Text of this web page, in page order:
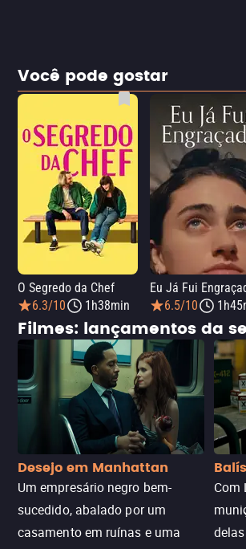
Você pode gostar
O Segredo da Chef
6.3/10
1h38min
Eu Já Fui
6.5/10
Filmes: lançamentos da
Desejo em Manhattan
Um empresário negro bem-
sucedido, abalado por um
casamento em ruínas e uma
Com